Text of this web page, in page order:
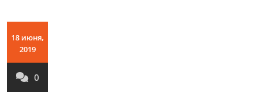
18 июня,
2019
0